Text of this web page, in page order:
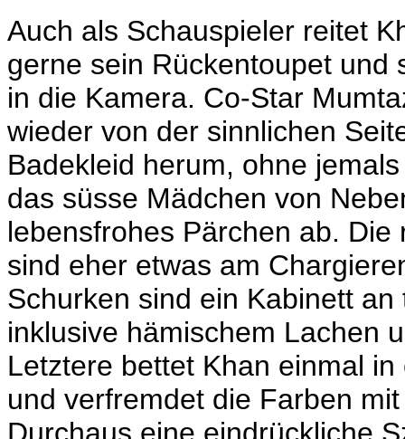
Auch als Schauspieler reitet
gerne sein Rückentoupet und
in die Kamera. Co-Star
wieder von der sinnlichen
Badekleid herum, ohne
das süsse Mädchen von
lebensfrohes Pärchen ab.
sind eher etwas am
Schurken sind ein Kabinett
inklusive hämischem Lachen
Letztere bettet Khan einmal
und verfremdet die Farben